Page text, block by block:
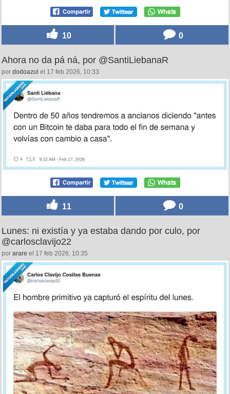
10 0
Ahora no da pá ná, por @SantiLiebanaR
por dodoazul el 17 feb 2026, 10:33
11 0
Lunes: ni existía y ya estaba dando por culo, por
@carlosclavijo22
por arare el 17 feb 2026, 10:35